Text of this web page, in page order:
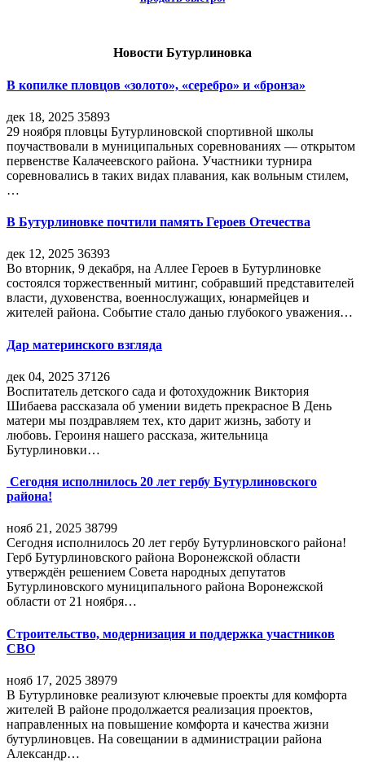
Новости Бутурлиновка
В копилке пловцов «золото», «серебро» и «бронза»
дек 18, 2025 35893
29 ноября пловцы Бутурлиновской спортивной школы
поучаствовали в муниципальных соревнованиях — открытом
первенстве Калачеевского района. Участники турнира
соревновались в таких видах плавания, как вольным стилем,
…
В Бутурлиновке почтили память Героев Отечества
дек 12, 2025 36393
Во вторник, 9 декабря, на Аллее Героев в Бутурлиновке
состоялся торжественный митинг, собравший представителей
власти, духовенства, военнослужащих, юнармейцев и
жителей района. Событие стало данью глубокого уважения…
Дар материнского взгляда
дек 04, 2025 37126
Воспитатель детского сада и фотохудожник Виктория
Шибаева рассказала об умении видеть прекрасное В День
матери мы поздравляем тех, кто дарит жизнь, заботу и
любовь. Героиня нашего рассказа, жительница
Бутурлиновки…
Сегодня исполнилось 20 лет гербу Бутурлиновского
района!
нояб 21, 2025 38799
Сегодня исполнилось 20 лет гербу Бутурлиновского района!
Герб Бутурлиновского района Воронежской области
утверждён решением Совета народных депутатов
Бутурлиновского муниципального района Воронежской
области от 21 ноября…
Строительство, модернизация и поддержка участников
СВО
нояб 17, 2025 38979
В Бутурлиновке реализуют ключевые проекты для комфорта
жителей В районе продолжается реализация проектов,
направленных на повышение комфорта и качества жизни
бутурлиновцев. На совещании в администрации района
Александр…